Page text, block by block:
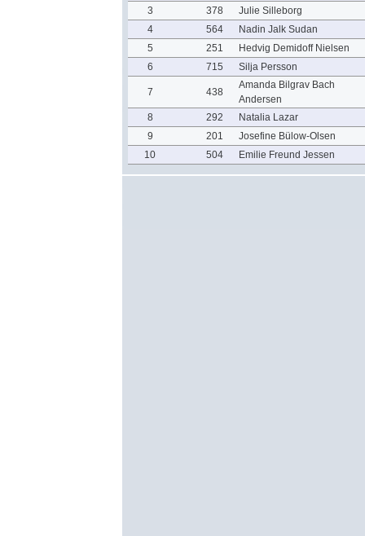
3
378
Julie Silleborg
4
564
Nadin Jalk Sudan
5
251
Hedvig Demidoff Nielsen
6
715 Silja Persson
7 438
Amanda Bilgrav Bach
Andersen
8
292
Natalia Lazar
9
201
Josefine Bülow-Olsen
10
504 Emilie Freund Jessen